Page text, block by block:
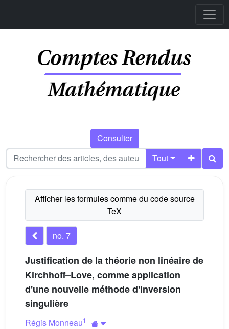
Consulter
Tout
no. 7
Justification de la théorie non linéaire de
Kirchhoff–Love, comme application
d'une nouvelle méthode d'inversion
singulière
Régis Monneau1